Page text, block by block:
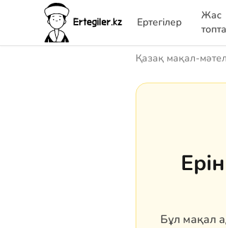
Ертегілер
Жас
Қазақ мақал-
Бұл мақал